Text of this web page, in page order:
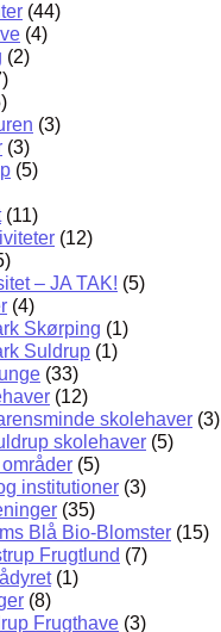
(44)
(4)
(2)
(3)
(3)
(5)
(11)
(12)
– JA TAK! (5)
(4)
Skørping (1)
Suldrup (1)
(33)
(12)
skolehaver (3)
skolehaver (5)
(5)
institutioner (3)
(35)
Blå Bio-Blomster (15)
Frugtlund (7)
(1)
(8)
Frugthave (3)